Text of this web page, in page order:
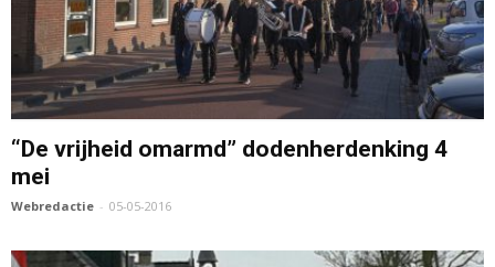
“De vrijheid omarmd” dodenherdenking 4
mei
Webredactie - 05-05-2016